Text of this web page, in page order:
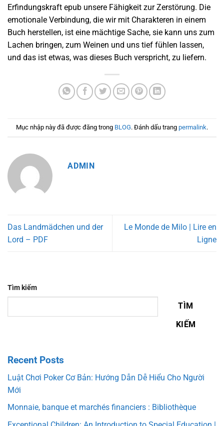
Erfindungskraft epub unsere Fähigkeit zur Zerstörung. Die
emotionale Verbindung, die wir mit Charakteren in einem
Buch herstellen, ist eine mächtige Sache, sie kann uns zum
Lachen bringen, zum Weinen und uns tief fühlen lassen,
und das ist etwas, was dieses Buch verspricht, zu liefern.
Mục nhập này đã được đăng trong BLOG. Đánh dấu trang permalink.
ADMIN
Das Landmädchen und der
Lord – PDF
Le Monde de Milo | Lire en
Ligne
Tìm kiếm
TÌM
KIẾM
Recent Posts
Luật Chơi Poker Cơ Bản: Hướng Dẫn Dễ Hiểu Cho Người
Mới
Monnaie, banque et marchés financiers : Bibliothèque